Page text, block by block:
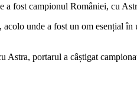
fost campionul României, cu
unde a fost un om esențial
Astra, portarul a câștigat